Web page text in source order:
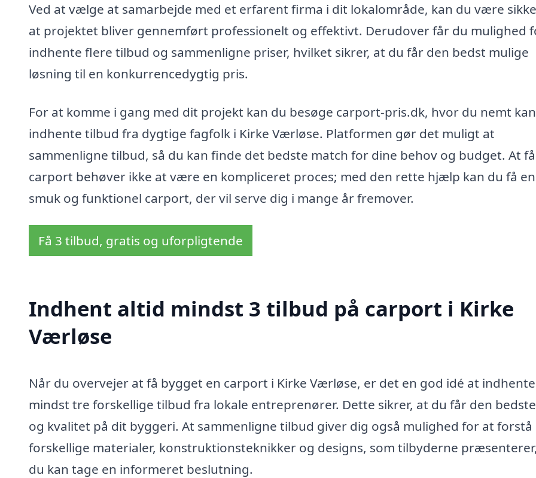
Ved at vælge at samarbejde med et erfarent firma i dit lokalområde, kan du være
at projektet bliver gennemført professionelt og effektivt. Derudover får du mulighed
indhente flere tilbud og sammenligne priser, hvilket sikrer, at du får den bedst mulige
løsning til en konkurrencedygtig pris.
For at komme i gang med dit projekt kan du besøge carport-pris.dk, hvor du nemt kan
indhente tilbud fra dygtige fagfolk i Kirke Værløse. Platformen gør det muligt at
sammenligne tilbud, så du kan finde det bedste match for dine behov og budget. At
carport behøver ikke at være en kompliceret proces; med den rette hjælp kan du få en
smuk og funktionel carport, der vil serve dig i mange år fremover.
Få 3 tilbud, gratis og uforpligtende
Indhent altid mindst 3 tilbud på carport i Kirke
Værløse
Når du overvejer at få bygget en carport i Kirke Værløse, er det en god idé at indhente
mindst tre forskellige tilbud fra lokale entreprenører. Dette sikrer, at du får den
og kvalitet på dit byggeri. At sammenligne tilbud giver dig også mulighed for at forstå
forskellige materialer, konstruktionsteknikker og designs, som tilbyderne
du kan tage en informeret beslutning.